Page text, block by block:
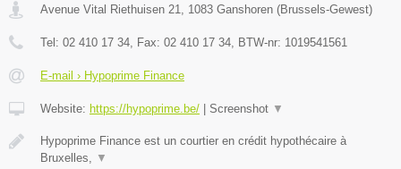
Avenue Vital Riethuisen 21, 1083 Ganshoren (Brussels-Gewest)
Tel: 02 410 17 34, Fax: 02 410 17 34, BTW-nr: 1019541561
E-mail › Hypoprime Finance
Website: https://hypoprime.be/ Screenshot ▼
Hypoprime Finance est un courtier en crédit hypothécaire à
Bruxelles, ▼